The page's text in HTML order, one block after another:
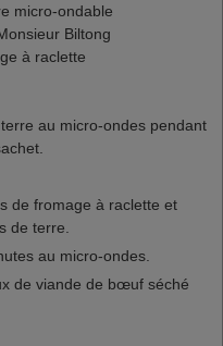
micro-ondable
Biltong
à raclette
au micro-ondes pendant
de fromage à raclette et
de terre.
au micro-ondes.
de viande de bœuf séché